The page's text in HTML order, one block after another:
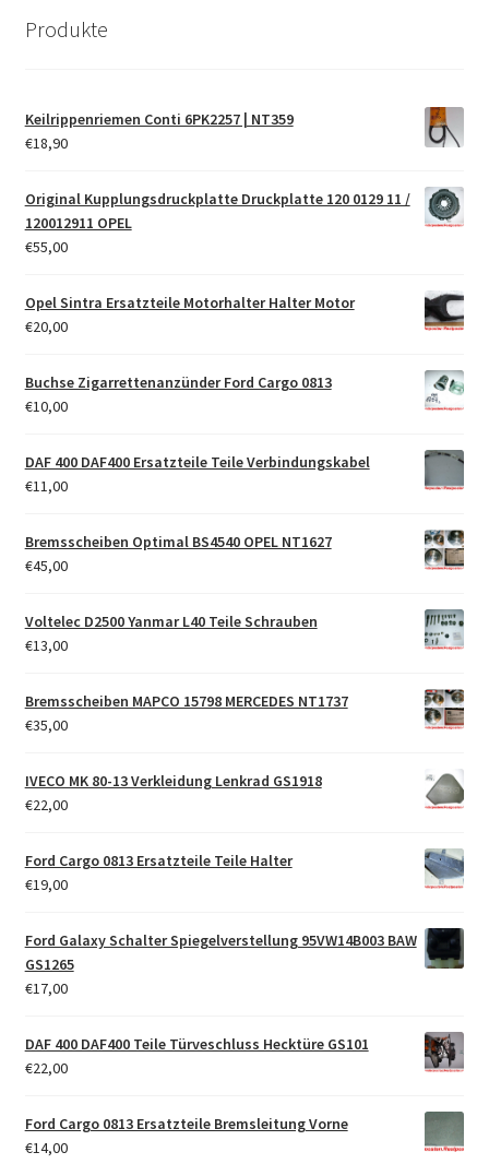
Produkte
Keilrippenriemen Conti 6PK2257 | NT359
€18,90
Original Kupplungsdruckplatte Druckplatte 120 0129 11 /
120012911 OPEL
€55,00
Opel Sintra Ersatzteile Motorhalter Halter Motor
€20,00
Buchse Zigarrettenanzünder Ford Cargo 0813
€10,00
DAF 400 DAF400 Ersatzteile Teile Verbindungskabel
€11,00
Bremsscheiben Optimal BS4540 OPEL NT1627
€45,00
Voltelec D2500 Yanmar L40 Teile Schrauben
€13,00
Bremsscheiben MAPCO 15798 MERCEDES NT1737
€35,00
IVECO MK 80-13 Verkleidung Lenkrad GS1918
€22,00
Ford Cargo 0813 Ersatzteile Teile Halter
€19,00
Ford Galaxy Schalter Spiegelverstellung 95VW14B003 BAW
GS1265
€17,00
DAF 400 DAF400 Teile Türveschluss Hecktüre GS101
€22,00
Ford Cargo 0813 Ersatzteile Bremsleitung Vorne
€14,00